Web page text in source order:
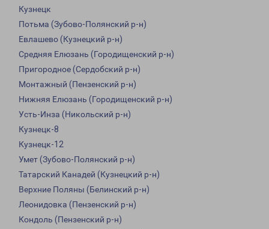
Кузнецк
Потьма (Зубово-Полянский р-н)
Евлашево (Кузнецкий р-н)
Средняя Елюзань (Городищенский р-н)
Пригородное (Сердобский р-н)
Монтажный (Пензенский р-н)
Нижняя Елюзань (Городищенский р-н)
Усть-Инза (Никольский р-н)
Кузнецк-8
Кузнецк-12
Умет (Зубово-Полянский р-н)
Татарский Канадей (Кузнецкий р-н)
Верхние Поляны (Белинский р-н)
Леонидовка (Пензенский р-н)
Кондоль (Пензенский р-н)